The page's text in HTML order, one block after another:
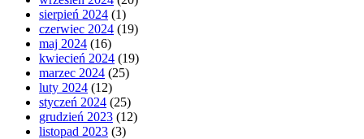
sierpień 2024 (1)
czerwiec 2024 (19)
maj 2024 (16)
kwiecień 2024 (19)
marzec 2024 (25)
luty 2024 (12)
styczeń 2024 (25)
grudzień 2023 (12)
listopad 2023 (3)